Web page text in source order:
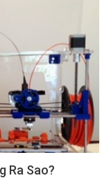
Ra Sao?